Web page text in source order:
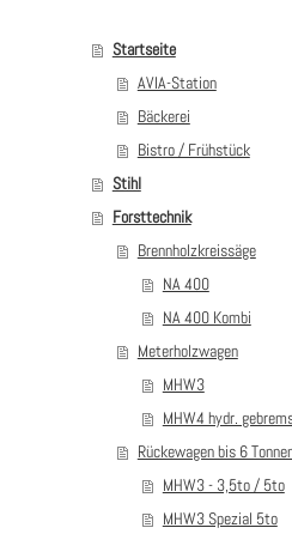
Startseite
AVIA-Station
Bäckerei
Bistro / Frühstück
Stihl
Forsttechnik
Brennholzkreissäge
NA 400
NA 400 Kombi
Meterholzwagen
MHW3
MHW4 hydr.
Rückewagen bis 6
MHW3 - 3,5to / 5to
MHW3 Spezial 5to